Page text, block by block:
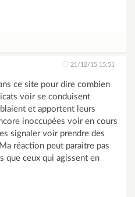
21/12/15 15:51
ce site pour dire combien
voir se conduisent
et apportent leurs
inoccupées voir en cours
signaler voir prendre des
réaction peut paraitre pas
que ceux qui agissent en